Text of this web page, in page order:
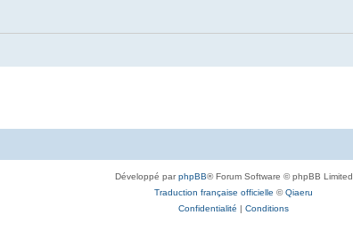
Développé parphpBB® Forum Software © phpBB Limited
Traduction française officielle ©Qiaeru
Confidentialité | Conditions